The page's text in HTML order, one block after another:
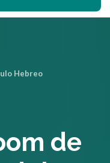
Hebreo
de